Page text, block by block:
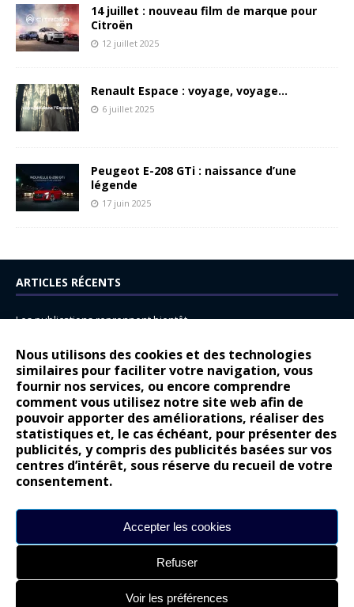
Nous utilisons des cookies et des technologies
similaires pour faciliter votre navigation, vous
fournir nos services, ou encore comprendre
comment vous utilisez notre site web afin de
pouvoir apporter des améliorations, réaliser des
statistiques et, le cas échéant, pour présenter des
publicités, y compris des publicités basées sur vos
centres d’intérêt, sous réserve du recueil de votre
consentement.
Accepter les cookies
Refuser
Voir les préférences
14 juillet : nouveau film de marque pour
Citroën
12 juillet 2025
Renault Espace : voyage, voyage…
6 juillet 2025
Peugeot E-208 GTi : naissance d’une
légende
17 juin 2025
ARTICLES RÉCENTS
Les publications reprennent bientôt…
14 juillet : nouveau film de marque pour Citroën
Renault Espace : voyage, voyage…
Peugeot E-208 GTi : naissance d’une légende
COMMENTAIRES RÉCENTS
Bernard Dardartdans
Gilly
gyo
Lancia Ypsilon : naturellement envoûtante ?